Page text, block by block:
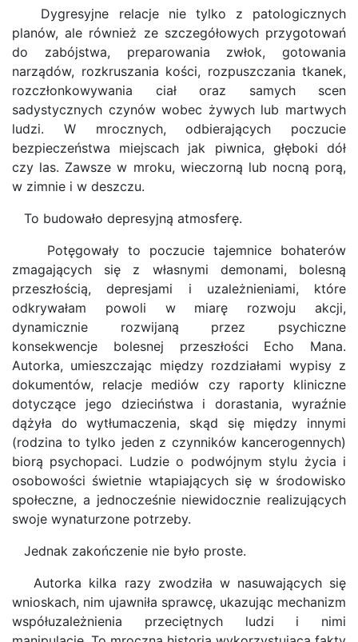
Dygresyjne relacje nie tylko z patologicznych
planów, ale również ze szczegółowych przygotowań
do zabójstwa, preparowania zwłok, gotowania
narządów, rozkruszania kości, rozpuszczania tkanek,
rozczłonkowywania ciał oraz samych scen
sadystycznych czynów wobec żywych lub martwych
ludzi. W mrocznych, odbierających poczucie
bezpieczeństwa miejscach jak piwnica, głęboki dół
czy las. Zawsze w mroku, wieczorną lub nocną porą,
w zimnie i w deszczu.
To budowało depresyjną atmosferę.
Potęgowały to poczucie tajemnice bohaterów
zmagających się z własnymi demonami, bolesną
przeszłością, depresjami i uzależnieniami, które
odkrywałam powoli w miarę rozwoju akcji,
dynamicznie rozwijaną przez psychiczne
konsekwencje bolesnej przeszłości Echo Mana.
Autorka, umieszczając między rozdziałami wypisy z
dokumentów, relacje mediów czy raporty kliniczne
dotyczące jego dzieciństwa i dorastania, wyraźnie
dążyła do wytłumaczenia, skąd się między innymi
(rodzina to tylko jeden z czynników kancerogennych)
biorą psychopaci. Ludzie o podwójnym stylu życia i
osobowości świetnie wtapiających się w środowisko
społeczne, a jednocześnie niewidocznie realizujących
swoje wynaturzone potrzeby.
Jednak zakończenie nie było proste.
Autorka kilka razy zwodziła w nasuwających się
wnioskach, nim ujawniła sprawcę, ukazując mechanizm
współuzależnienia przeciętnych ludzi i nimi